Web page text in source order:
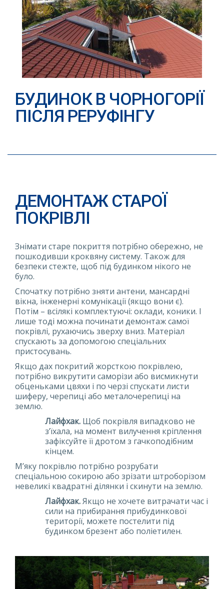
БУДИНОК В ЧОРНОГОРІЇ
ПІСЛЯ РЕРУФІНГУ
ДЕМОНТАЖ СТАРОЇ
ПОКРІВЛІ
Знімати старе покриття потрібно обережно, не
пошкодивши кроквяну систему. Також для
безпеки стежте, щоб під будинком нікого не
було.
Спочатку потрібно зняти антени, мансардні
вікна, інженерні комунікації (якщо вони є).
Потім – всілякі комплектуючі: оклади, коники. І
лише тоді можна починати демонтаж самої
покрівлі, рухаючись зверху вниз. Матеріал
спускають за допомогою спеціальних
пристосувань.
Якщо дах покритий жорсткою покрівлею,
потрібно викрутити саморізи або висмикнути
обценьками цвяхи і по черзі спускати листи
шиферу, черепиці або металочерепиці на
землю.
Лайфхак. Щоб покрівля випадково не
з’їхала, на момент вилучення кріплення
зафіксуйте її дротом з гачкоподібним
кінцем.
М’яку покрівлю потрібно розрубати
спеціальною сокирою або зрізати штроборізом
невеликі квадратні ділянки і скинути на землю.
Лайфхак.Якщо не хочете витрачати час і
сили на прибирання прибудинкової
території, можете постелити під
будинком брезент або поліетилен.